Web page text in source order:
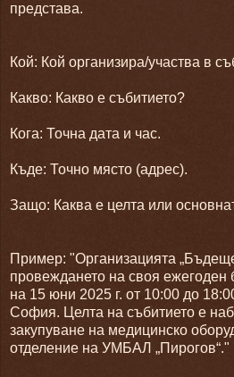
представа.
Кой: Кой организира/участва в
Какво: Какво е събитието?
Кога: Точна дата и час.
Къде: Точно място (адрес).
Защо: Каква е целта или
Пример: "Организацията
провеждането на своя ежегоден
на 15 юни 2025 г. от 10:00 до
София. Целта на събитието е
закупуване на медицинско
отделение на УМБАЛ „Пирогов“."